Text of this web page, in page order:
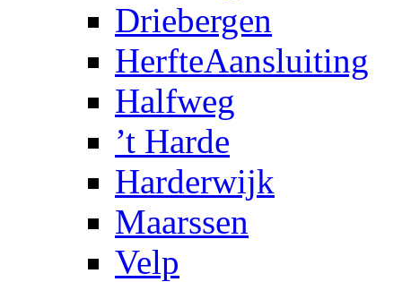
Driebergen
HerfteAansluiting
Halfweg
’t Harde
Harderwijk
Maarssen
Velp